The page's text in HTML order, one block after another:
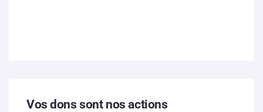
Vos dons sont nos actions